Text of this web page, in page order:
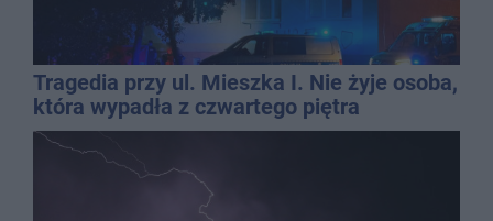
Tragedia przy ul. Mieszka I. Nie żyje osoba,
która wypadła z czwartego piętra